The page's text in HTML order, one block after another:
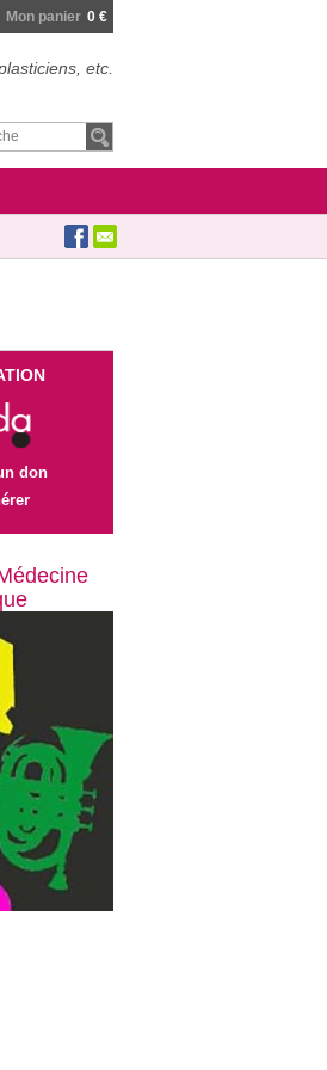
Mon panier 0 €
etc.
don